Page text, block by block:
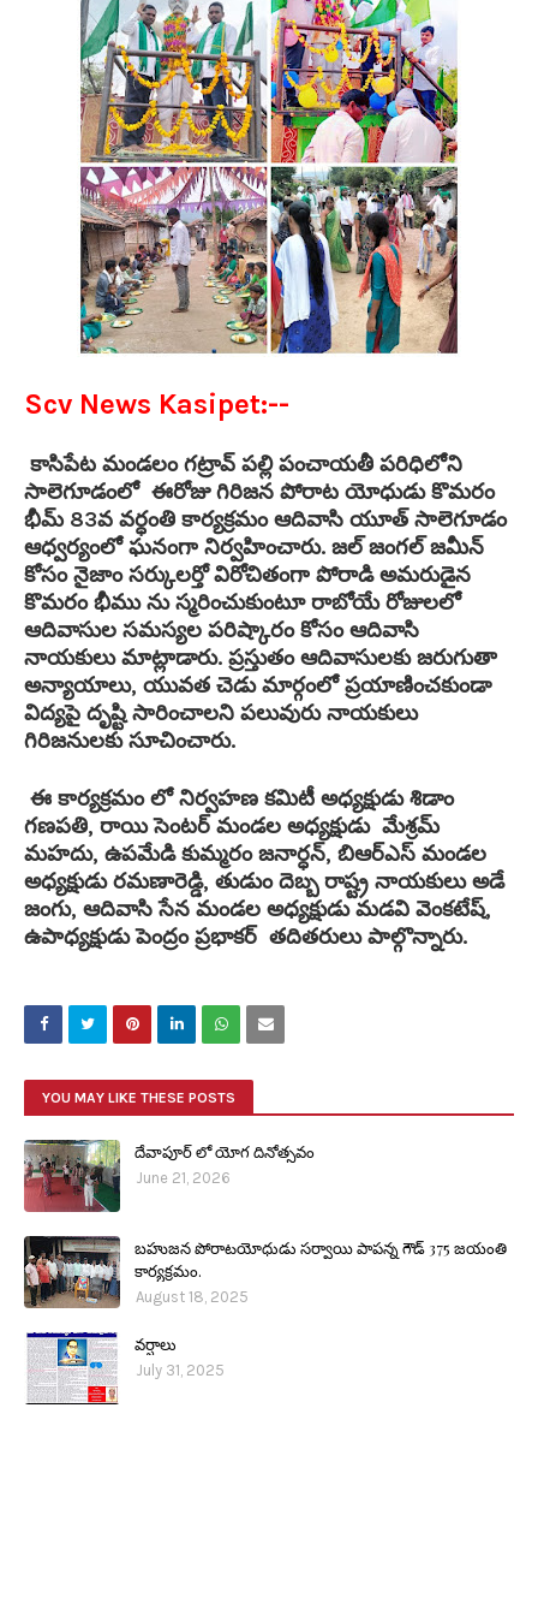
Scv News Kasipet:--
కాసిపేట మండలం గట్రావ్ పల్లి పంచాయతీ పరిధిలోని
సాలెగూడంలో ఈరోజు గిరిజన పోరాట యోధుడు కొమరం
భీమ్ 83వ వర్ధంతి కార్యక్రమం ఆదివాసి యూత్ సాలెగూడం
ఆధ్వర్యంలో ఘనంగా నిర్వహించారు. జల్ జంగల్ జమీన్
కోసం నైజాం సర్కులర్తో విరోచితంగా పోరాడి అమరుడైన
కొమరం భీము ను స్మరించుకుంటూ రాబోయే రోజులలో
ఆదివాసుల సమస్యల పరిష్కారం కోసం ఆదివాసి
నాయకులు మాట్లాడారు. ప్రస్తుతం ఆదివాసులకు జరుగుతా
అన్యాయాలు, యువత చెడు మార్గంలో ప్రయాణించకుండా
విద్యపై దృష్టి సారించాలని పలువురు నాయకులు
గిరిజనులకు సూచించారు.
ఈ కార్యక్రమం లో నిర్వహణ కమిటీ అధ్యక్షుడు శిడాం
గణపతి, రాయి సెంటర్ మండల అధ్యక్షుడు మేశ్రమ్
మహదు, ఉపమేడి కుమ్మరం జనార్ధన్, బిఆర్ఎస్ మండల
అధ్యక్షుడు రమణారెడ్డి, తుడుం దెబ్బ రాష్ట్ర నాయకులు అడే
జంగు, ఆదివాసి సేన మండల అధ్యక్షుడు మడవి వెంకటేష్,
ఉపాధ్యక్షుడు పెంద్రం ప్రభాకర్ తదితరులు పాల్గొన్నారు.
YOU MAY LIKE THESE POSTS
దేవాపూర్ లో యోగ దినోత్సవం
June 21, 2026
బహుజన పోరాటయోధుడు సర్వాయి పాపన్న గౌడ్ 375 జయంతి
కార్యక్రమం.
August 18, 2025
వర్షాలు
July 31, 2025